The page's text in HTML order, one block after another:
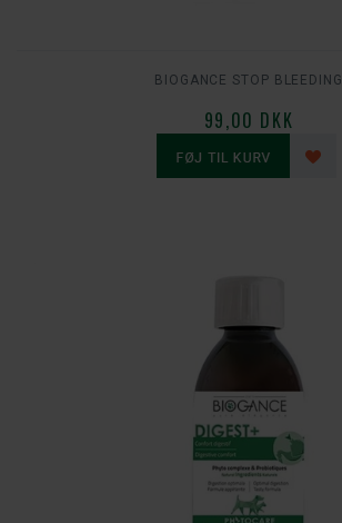
BIOGANCE STOP BLEEDING
99,00 DKK